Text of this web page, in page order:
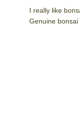
I really like
Genuine